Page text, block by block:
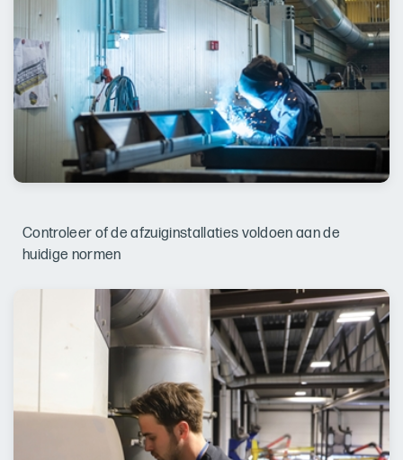
Controleer of de afzuiginstallaties voldoen aan de
huidige normen